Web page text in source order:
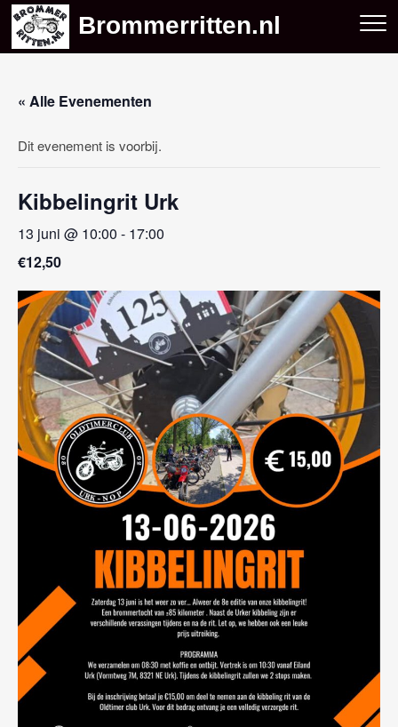
Skip
content
Brommerritten.nl
« Alle Evenementen
Dit evenement is voorbij.
Kibbelingrit Urk
13 juni @ 10:00 - 17:00
€12,50